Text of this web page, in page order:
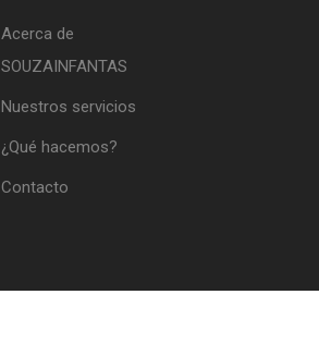
Acerca de
SOUZAINFANTAS
Nuestros servicios
¿Qué hacemos?
Contacto